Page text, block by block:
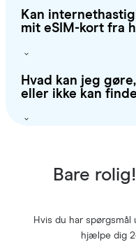
Kan
mit eSIM-kort fra
Hvad kan jeg
eller ikke kan
Bare
Hvis du har
hjælpe dig